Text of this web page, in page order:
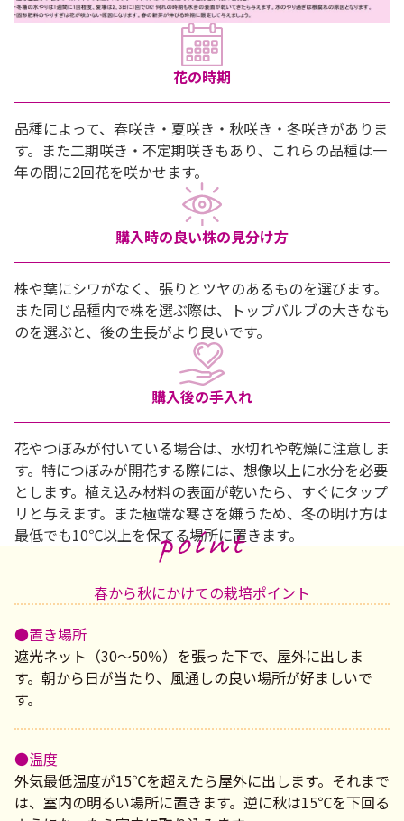
花の時期
品種によって、春咲き・夏咲き・秋咲き・冬咲きがありま
す。また二期咲き・不定期咲きもあり、これらの品種は一
年の間に2回花を咲かせます。
購入時の良い株の見分け方
株や葉にシワがなく、張りとツヤのあるものを選びます。
また同じ品種内で株を選ぶ際は、トップバルブの大きなも
のを選ぶと、後の生長がより良いです。
購入後の手入れ
花やつぼみが付いている場合は、水切れや乾燥に注意しま
す。特につぼみが開花する際には、想像以上に水分を必要
とします。植え込み材料の表面が乾いたら、すぐにタップ
リと与えます。また極端な寒さを嫌うため、冬の明け方は
最低でも10℃以上を保てる場所に置きます。
春から秋にかけての栽培ポイント
●置き場所
遮光ネット（30～50％）を張った下で、屋外に出しま
す。朝から日が当たり、風通しの良い場所が好ましいで
す。
●温度
外気最低温度が15℃を超えたら屋外に出します。それまで
は、室内の明るい場所に置きます。逆に秋は15℃を下回る